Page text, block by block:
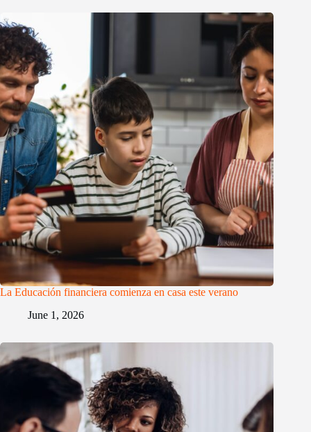
La Educación financiera comienza en casa este verano
June 1, 2026